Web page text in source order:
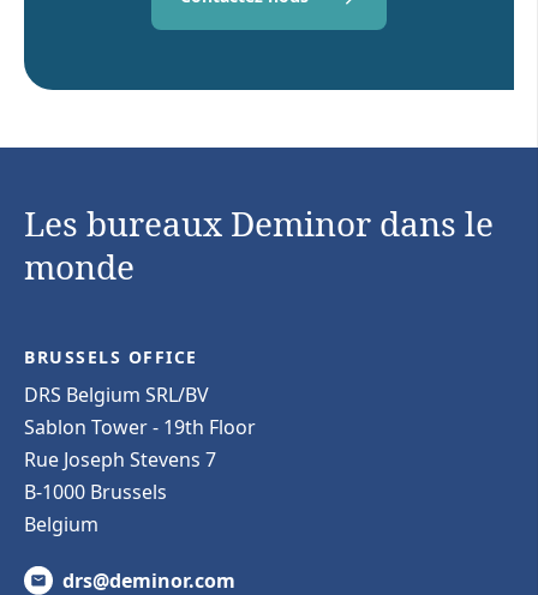
Les bureaux Deminor dans le
monde
BRUSSELS OFFICE
DRS Belgium SRL/BV
Sablon Tower - 19th Floor
Rue Joseph Stevens 7
B-1000 Brussels
Belgium
drs@deminor.com